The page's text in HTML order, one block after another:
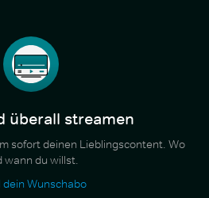
überall streamen
sofort deinen Lieblingscontent. Wo
wann du willst.
dein Wunschabo